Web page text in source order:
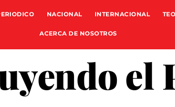
NACIONAL INTERNACIONAL
ACERCA DE NOSOTROS
el